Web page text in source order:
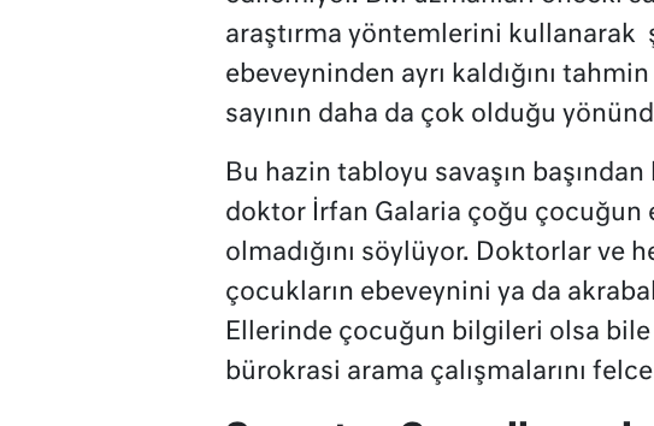
araştırma yöntemlerini kullanarak
ebeveyninden ayrı kaldığını
sayının daha da çok olduğu
Bu hazin tabloyu savaşın
doktor İrfan Galaria çoğu çocuğun
olmadığını söylüyor. Doktorlar ve
çocukların ebeveynini ya da
Ellerinde çocuğun bilgileri olsa
bürokrasi arama çalışmalarını